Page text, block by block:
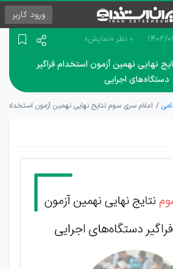
ورود کاربر
۰۲/۰۴ 0 نظر «نمایش»
نهایی نهمین آزمون استخدام فراگیر
دستگاه‌های اجرایی
اعلام سری سوم نتایج نهایی نهمین آزمون استخدام